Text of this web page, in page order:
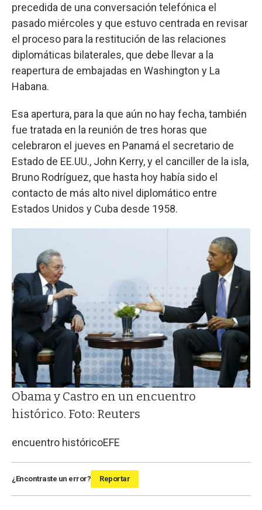
precedida de una conversación telefónica el
pasado miércoles y que estuvo centrada en revisar
el proceso para la restitución de las relaciones
diplomáticas bilaterales, que debe llevar a la
reapertura de embajadas en Washington y La
Habana.
Esa apertura, para la que aún no hay fecha, también
fue tratada en la reunión de tres horas que
celebraron el jueves en Panamá el secretario de
Estado de EE.UU., John Kerry, y el canciller de la isla,
Bruno Rodríguez, que hasta hoy había sido el
contacto de más alto nivel diplomático entre
Estados Unidos y Cuba desde 1958.
Obama y Castro en un encuentro
histórico. Foto: Reuters
encuentro históricoEFE
¿Encontraste un error? Reportar